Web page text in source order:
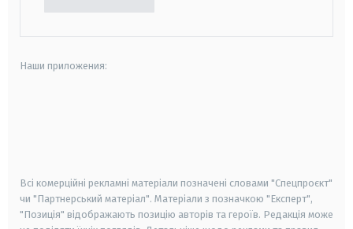
Наши приложения:
Всі комерційні рекламні матеріали позначені словами "Спецпроєкт"
чи "Партнерський матеріал". Матеріали з позначкою "Експерт",
"Позиція" відображають позицію авторів та героїв. Редакція може